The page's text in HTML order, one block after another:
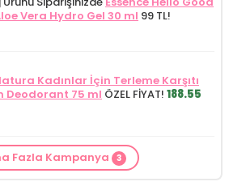
Vera Hydro Gel 30 ml 99 TL!
Kadınlar İçin Terleme Karşıtı
Deodorant 75 ml ÖZEL FİYAT! 188.55
Kategorisine Özel Fiyatİdea Derma
ürünlerinden 750 TL ve üzeri
Essence Up In The Air 69 Oje 8 ml
Siparişinizdeİnnova Wash Gel
Fazla Kampanya 3